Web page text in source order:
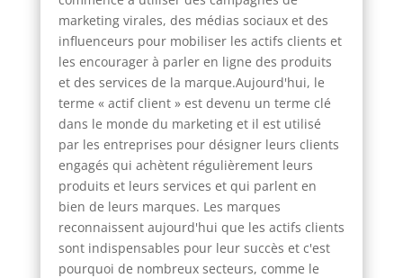
marketing virales, des médias sociaux et des
influenceurs pour mobiliser les actifs clients et
les encourager à parler en ligne des produits
et des services de la marque.Aujourd'hui, le
terme « actif client » est devenu un terme clé
dans le monde du marketing et il est utilisé
par les entreprises pour désigner leurs clients
engagés qui achètent régulièrement leurs
produits et leurs services et qui parlent en
bien de leurs marques. Les marques
reconnaissent aujourd'hui que les actifs clients
sont indispensables pour leur succès et c'est
pourquoi de nombreux secteurs, comme le